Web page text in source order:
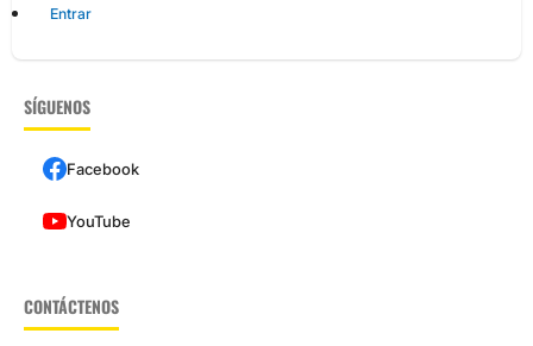
Entrar
SÍGUENOS
Facebook
YouTube
CONTÁCTENOS